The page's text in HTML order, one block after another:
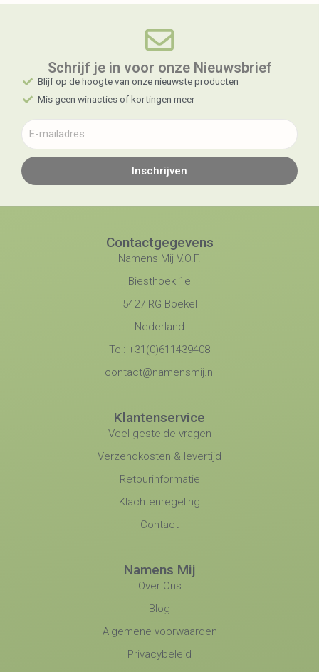
Schrijf je in voor onze Nieuwsbrief​
Blijf op de hoogte van onze nieuwste producten
Mis geen winacties of kortingen meer
Inschrijven
Contactgegevens
Namens Mij V.O.F.
Biesthoek 1e
5427 RG Boekel
Nederland
Tel: +31(0)611439408
contact@namensmij.nl
Klantenservice
Veel gestelde vragen
Verzendkosten & levertijd
Retourinformatie
Klachtenregeling
Contact
Namens Mij
Over Ons
Blog
Algemene voorwaarden
Privacybeleid